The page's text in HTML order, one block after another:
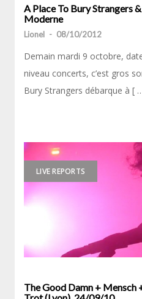
A Place To Bury Strangers
Moderne
Lionel - 08/10/2012
Demain mardi 9 octobre,
niveau concerts, c’est gros
Bury Strangers débarque à [
LIVE REPORTS
The Good Damn + Mensch